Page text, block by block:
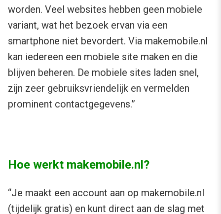
worden. Veel websites hebben geen mobiele
variant, wat het bezoek ervan via een
smartphone niet bevordert. Via makemobile.nl
kan iedereen een mobiele site maken en die
blijven beheren. De mobiele sites laden snel,
zijn zeer gebruiksvriendelijk en vermelden
prominent contactgegevens.”
Hoe werkt makemobile.nl?
“Je maakt een account aan op makemobile.nl
(tijdelijk gratis) en kunt direct aan de slag met